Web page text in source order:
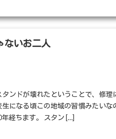
いお二人
ンドが壊れたということで、修
になる頃この地域の習慣みたい
経ちます。 スタン […]